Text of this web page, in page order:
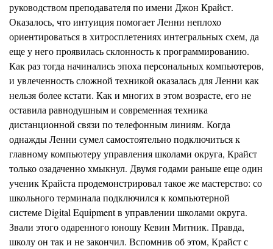
руководством преподавателя по имени Джон Крайст.
Оказалось, что интуиция помогает Ленни неплохо
ориентироваться в хитросплетениях интегральных схем, да
еще у него проявилась склонность к программированию.
Как раз тогда начинались эпоха персональных компьютеров,
и увлеченность сложной техникой оказалась для Ленни как
нельзя более кстати. Как и многих в этом возрасте, его не
оставила равнодушным и современная техника
дистанционной связи по телефонным линиям. Когда
однажды Ленни сумел самостоятельно подключиться к
главному компьютеру управления школами округа, Крайст
только озадаченно хмыкнул. Двумя годами раньше еще один
ученикКрайста продемонстрировал такое же мастерство: со
школьного терминала подключился к компьютерной
системе Digital Equipment в управлении школами округа.
Звали этого одаренного юношуКевин Митник. Правда,
школу он так и не закончил. Вспомнив об этом, Крайст с